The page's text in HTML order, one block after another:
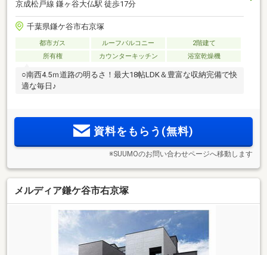
京成松戸線 鎌ヶ谷大仏駅 徒歩17分
千葉県鎌ケ谷市右京塚
都市ガス ルーフバルコニー
2階建て
所有権
カウンターキッチン 浴室乾燥機
○南西4.5ｍ道路の明るさ！最大18帖LDK＆豊富な収納完備で快
適な毎日♪
資料をもらう(無料)
※SUUMOのお問い合わせページへ移動します
メルディア鎌ケ谷市右京塚